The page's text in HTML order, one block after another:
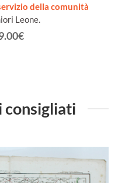
della comunità
Leone.